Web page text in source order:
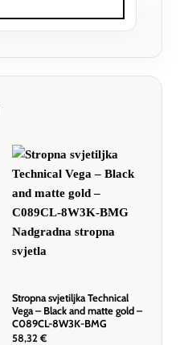
Stropna svjetiljka Technical
Vega – Black and matte gold –
C089CL-8W3K-BMG
58,32 €